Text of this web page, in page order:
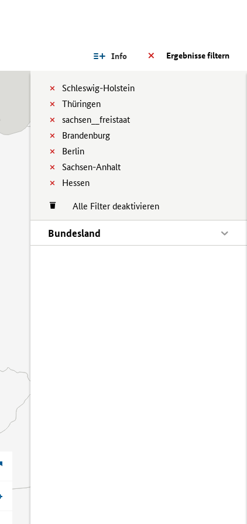
Ergebnisse filtern
Info
Schleswig-Holstein
Thüringen
sachsen__freistaat
Brandenburg
Berlin
Sachsen-Anhalt
Hessen
Alle Filter deaktivieren
Bundesland